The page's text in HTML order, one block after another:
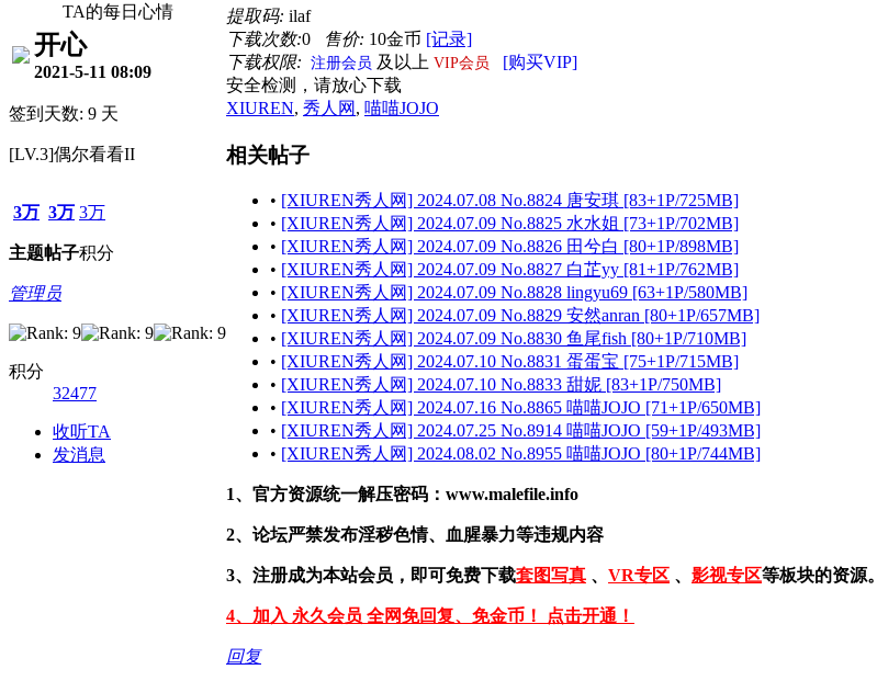
TA的每日心情
开心
2021-5-11 08:09
签到天数: 9 天
[LV.3]偶尔看看II
3万
主题
3万
帖子
3万
积分
管理员
积分
32477
收听TA
发消息
提取码: ilaf
下载次数:0 售价: 10金币 [记录]
下载权限: 注册会员 及以上 VIP会员
[购买VIP]
安全检测，请放心下载
XIUREN, 秀人网 , 喵喵JOJO
相关帖子
• [XIUREN秀人网] 2024.07.08 No.8824 唐安琪 [83+1P/725MB]
• [XIUREN秀人网] 2024.07.09 No.8825 水水姐 [73+1P/702MB]
• [XIUREN秀人网] 2024.07.09 No.8826 田兮白 [80+1P/898MB]
• [XIUREN秀人网] 2024.07.09 No.8827 白芷yy [81+1P/762MB]
• [XIUREN秀人网] 2024.07.09 No.8828 lingyu69 [63+1P/580MB]
• [XIUREN秀人网] 2024.07.09 No.8829 安然anran [80+1P/657MB]
• [XIUREN秀人网] 2024.07.09 No.8830 鱼尾fish [80+1P/710MB]
• [XIUREN秀人网] 2024.07.10 No.8831 蛋蛋宝 [75+1P/715MB]
• [XIUREN秀人网] 2024.07.10 No.8833 甜妮 [83+1P/750MB]
• [XIUREN秀人网] 2024.07.16 No.8865 喵喵JOJO [71+1P/650MB]
• [XIUREN秀人网] 2024.07.25 No.8914 喵喵JOJO [59+1P/493MB]
• [XIUREN秀人网] 2024.08.02 No.8955 喵喵JOJO [80+1P/744MB]
1、官方资源统一解压密码：www.malefile.info
2、论坛严禁发布淫秽色情、血腥暴力等违规内容
3、注册成为本站会员，即可免费下载套图写真 、 VR专区 、 影视专区等板块的资源。
4、加入 永久会员 全网免回复、免金币！ 点击开通！
回复